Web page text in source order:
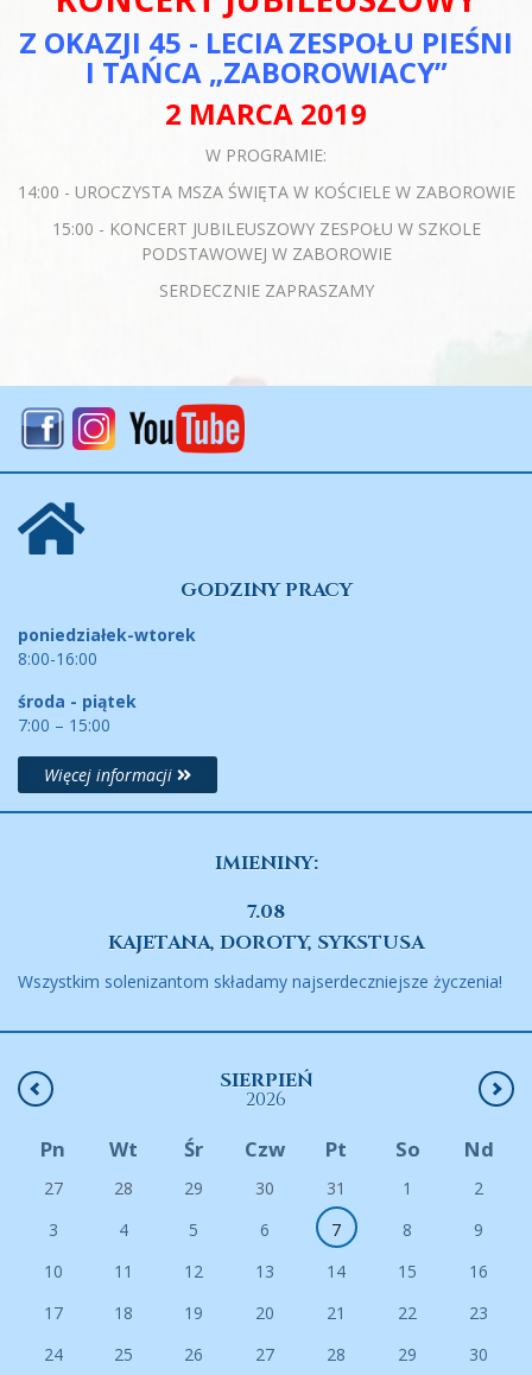
GODZINY PRACY
poniedziałek-wtorek
8:00-16:00
środa - piątek
7:00 – 15:00
Więcej informacji
IMIENINY:
7.08
KAJETANA, DOROTY, SYKSTUSA
Wszystkim solenizantom składamy najserdeczniejsze życzenia!
SIERPIEŃ
2026
Pn Wt Śr Czw Pt So Nd
27 28 29 30 31 1
2
3
4 5 6 7 8
9
10
11 12 13 14 15
16
17
18 19 20 21 22
23
24
25 26 27 28 29
30
Z OKAZJI 45 - LECIAZESPOŁU PIEŚNI
I TAŃCA „ZABOROWIACY”
2 MARCA 2019
W PROGRAMIE:
14:00 - UROCZYSTA MSZA ŚWIĘTA W KOŚCIELE W ZABOROWIE
15:00 - KONCERT JUBILEUSZOWY ZESPOŁU W SZKOLE
PODSTAWOWEJ W ZABOROWIE
SERDECZNIE ZAPRASZAMY